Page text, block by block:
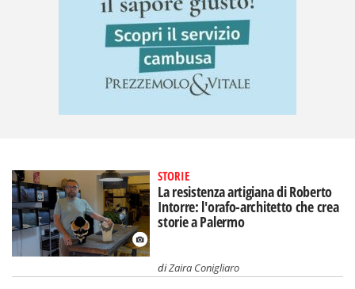
STORIE
La resistenza artigiana di Roberto
Intorre: l'orafo-architetto che crea
storie a Palermo
diZaira Conigliaro